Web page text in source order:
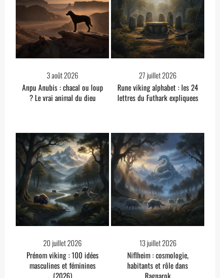
3 août 2026
Anpu Anubis : chacal ou loup
? Le vrai animal du dieu
27 juillet 2026
Rune viking alphabet : les 24
lettres du Futhark expliquees
20 juillet 2026
Prénom viking : 100 idées
masculines et féminines
(2026)
13 juillet 2026
Niflheim : cosmologie,
habitants et rôle dans
Ragnarok